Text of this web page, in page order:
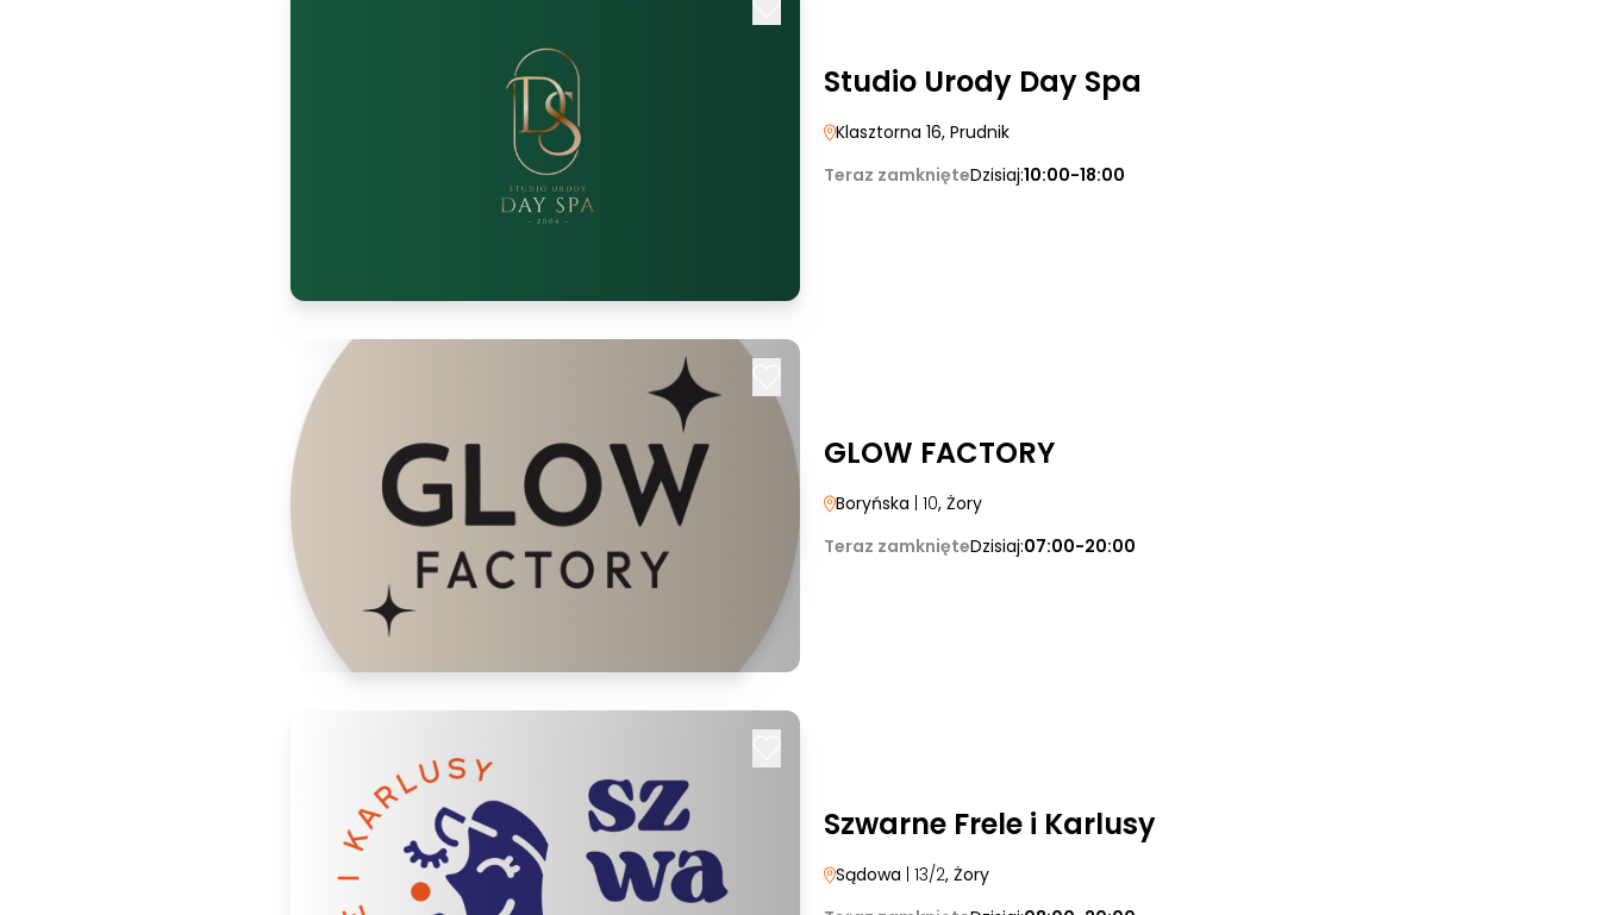
Studio Urody Day Spa
Klasztorna 16, Prudnik
Teraz zamknięteDzisiaj:10:00-18:00
GLOW FACTORY
Boryńska | 10, Żory
Teraz zamknięteDzisiaj:07:00-20:00
Szwarne Frele i Karlusy
Sądowa | 13/2, Żory